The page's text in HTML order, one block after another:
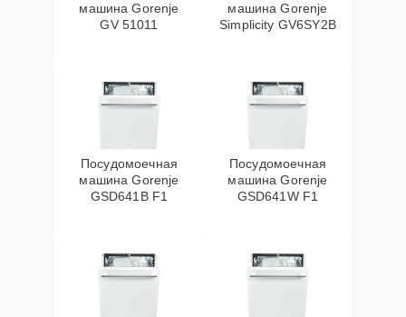
машина Gorenje
GV 51011
машина Gorenje
Simplicity GV6SY2B
Посудомоечная
машина Gorenje
GSD641B F1
Посудомоечная
машина Gorenje
GSD641W F1